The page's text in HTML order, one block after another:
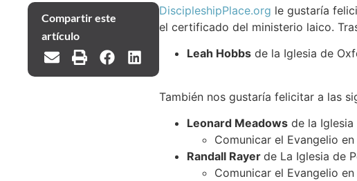
Compartir este
artículo
DiscipleshipPlace.org le gustaría
el certificado del ministerio laico.
Leah Hobbsde la Iglesia de
También nos gustaría felicitar a las
Leonard Meadowsde la Iglesia
Comunicar el Evangelio
Randall Rayer de La Iglesia de
Comunicar el Evangelio